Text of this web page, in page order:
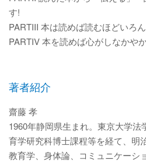
す!
PARTIII 本は読めば読むほどいろ
PARTIV 本を読めば心がしなかや
著者紹介
齋藤 孝
1960年静岡県生まれ。東京大学
育学研究科博士課程等を経て、明
教育学、身体論、コミュニケーシ